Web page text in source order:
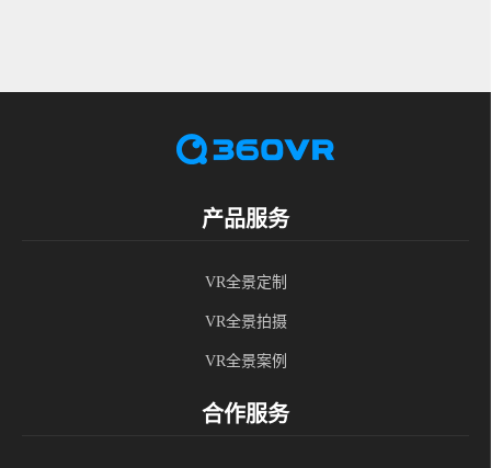
产品服务
VR全景定制
VR全景拍摄
VR全景案例
合作服务